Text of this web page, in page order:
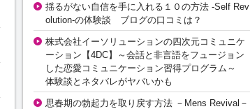
揺るがない自信を手に入れる１０の方法 -Self Rev
olution-の体験談 ブログの口コミは？
株式会社イーソリューションの四次元コミュニケ
ーション【4DC】～会話と非言語をフュージョン
した恋愛コミュニケーション習得プログラム～
体験談とネタバレがヤバいかも
思春期の勃起力を取り戻す方法 －Mens Revival－